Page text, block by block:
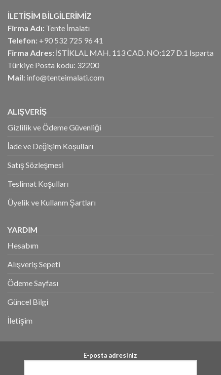
İLETİŞİM BİLGİLERİMİZ
Firma Adı: Tente İmalatı
Telefon: +90 532 725 96 41
Firma Adres: İSTİKLAL MAH. 113 CAD. NO:127 D.1 Isparta
Türkiye Posta kodu: 32200
Mail: info@tenteimalati.com
ALIŞVERİŞ
Gizlilik ve Ödeme Güvenliği
İade ve Değişim Koşulları
Satış Sözleşmesi
Teslimat Koşulları
Üyelik ve Kullanm Şartları
YARDIM
Hesabım
Alışveriş Sepeti
Ödeme Sayfası
Güncel Bilgi
İletişim
E-posta adresiniz